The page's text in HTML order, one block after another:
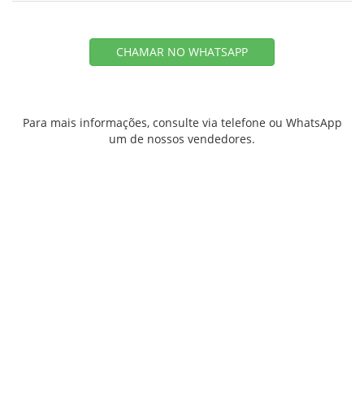
CHAMAR NO WHATSAPP
Para mais informações, consulte via telefone ou WhatsApp
um de nossos vendedores.